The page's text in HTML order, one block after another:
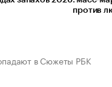
против
в Сюжеты РБК